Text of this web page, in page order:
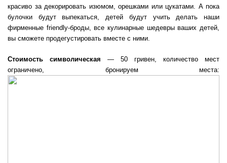
красиво за декорировать изюмом, орешками или цукатами. А пока
булочки будут выпекаться, детей будут учить делать наши
фирменные friendly-броды, все кулинарные шедевры ваших детей,
вы сможете продегустировать вместе с ними.
Стоимость символическая — 50 гривен, количество мест
ограничено, бронируем места: